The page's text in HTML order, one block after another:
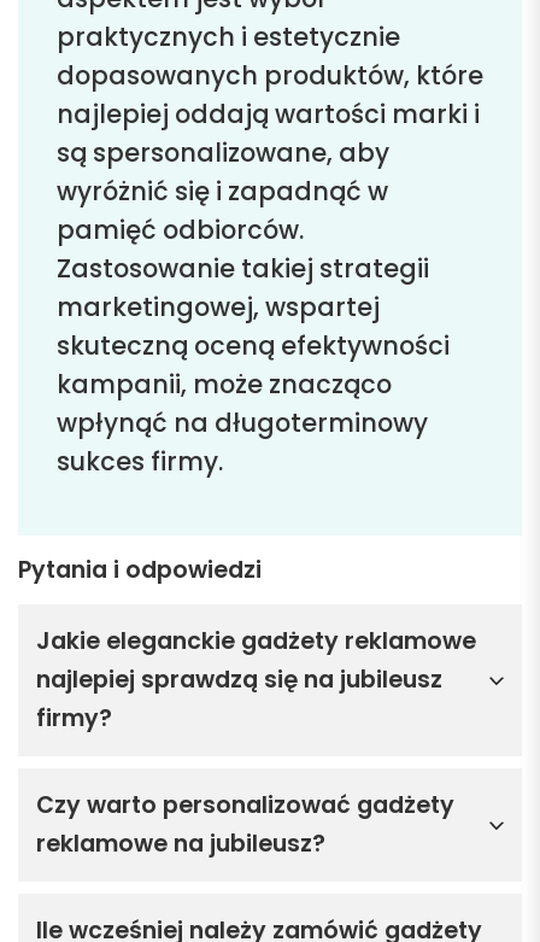
praktycznych i estetycznie
dopasowanych produktów, które
najlepiej oddają wartości marki i
są spersonalizowane, aby
wyróżnić się i zapadnąć w
pamięć odbiorców.
Zastosowanie takiej strategii
marketingowej, wspartej
skuteczną oceną efektywności
kampanii, może znacząco
wpłynąć na długoterminowy
sukces firmy.
Pytania i odpowiedzi
Jakie eleganckie gadżety reklamowe
najlepiej sprawdzą się na jubileusz
firmy?
Czy warto personalizować gadżety
reklamowe na jubileusz?
Ile wcześniej należy zamówić gadżety